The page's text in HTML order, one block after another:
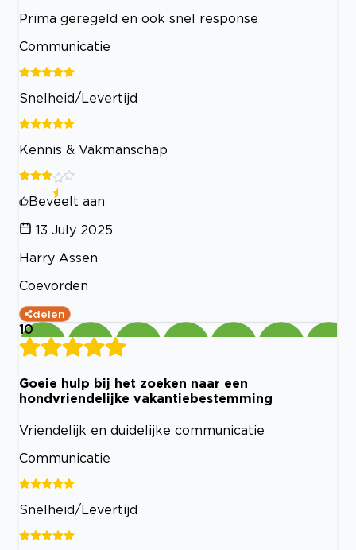
Prima geregeld en ook snel response
Communicatie
Snelheid/Levertijd
Kennis & Vakmanschap
Beveelt aan
13 July 2025
Harry Assen
Coevorden
delen
10
Goeie hulp bij het zoeken naar een
hondvriendelijke vakantiebestemming
Vriendelijk en duidelijke communicatie
Communicatie
Snelheid/Levertijd